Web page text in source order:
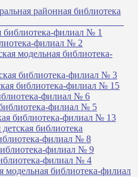
районная библиотека
библиотека-филиал № 1
филиал № 2
модельная библиотека-
библиотека-филиал № 3
библиотека-филиал № 15
филиал № 6
филиал № 5
библиотека-филиал № 13
библиотека
филиал № 8
филиал № 9
филиал № 4
модельная библиотека-филиал